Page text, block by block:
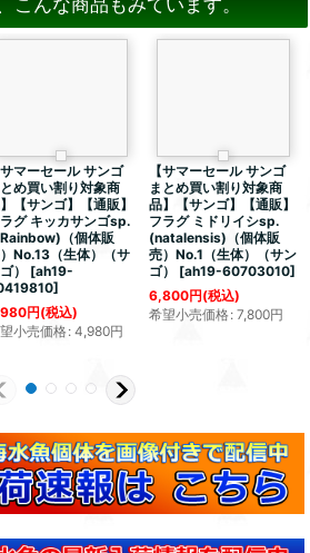
サマーセール サンゴ
め買い割り対象商
【サンゴ】【通販】
グ キッカサンゴsp.
Rainbow)（個体販
No.13（生体）（サ
）
[ah19-
]
円(税込)
小売価格: 4,980円
【サマーセール サンゴ
まとめ買い割り対象商
品】【サンゴ】【通販】
フラグ ミドリイシsp.
(natalensis)（個体販
売）No.1（生体）（サン
ゴ）
[ah19-60703010]
6,800円(税込)
希望小売価格: 7,800円